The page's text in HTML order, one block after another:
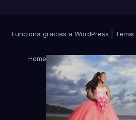
Funciona gracias a WordPress Tema:
Home